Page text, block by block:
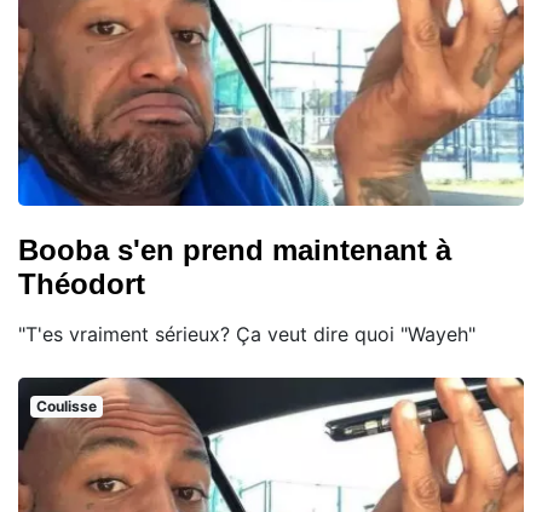
Booba s'en prend maintenant à
Théodort
"T'es vraiment sérieux? Ça veut dire quoi "Wayeh"
Coulisse